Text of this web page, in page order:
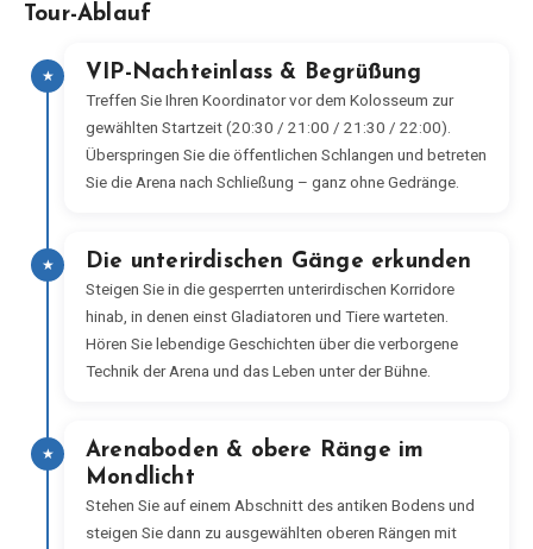
Tour-Ablauf
★ VIP-Nachteinlass & Begrüßung
Treffen Sie Ihren Koordinator vor dem Kolosseum zur
gewählten Startzeit (20:30 / 21:00 / 21:30 / 22:00).
Überspringen Sie die öffentlichen Schlangen und betreten
Sie die Arena nach Schließung – ganz ohne Gedränge.
★ Die unterirdischen Gänge erkunden
Steigen Sie in die gesperrten unterirdischen Korridore
hinab, in denen einst Gladiatoren und Tiere warteten.
Hören Sie lebendige Geschichten über die verborgene
Technik der Arena und das Leben unter der Bühne.
★
Arenaboden & obere Ränge im
Mondlicht
Stehen Sie auf einem Abschnitt des antiken Bodens und
steigen Sie dann zu ausgewählten oberen Rängen mit